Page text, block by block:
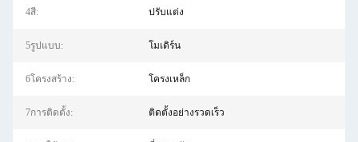
4สี: ปรับแต่ง
5รูปแบบ: โมเดิร์น
6โครงสร้าง: โครงเหล็ก
7การติดตั้ง: ติดตั้งอย่างรวดเร็ว